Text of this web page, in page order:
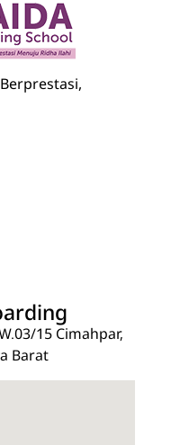
15 Cimahpar,
Barat